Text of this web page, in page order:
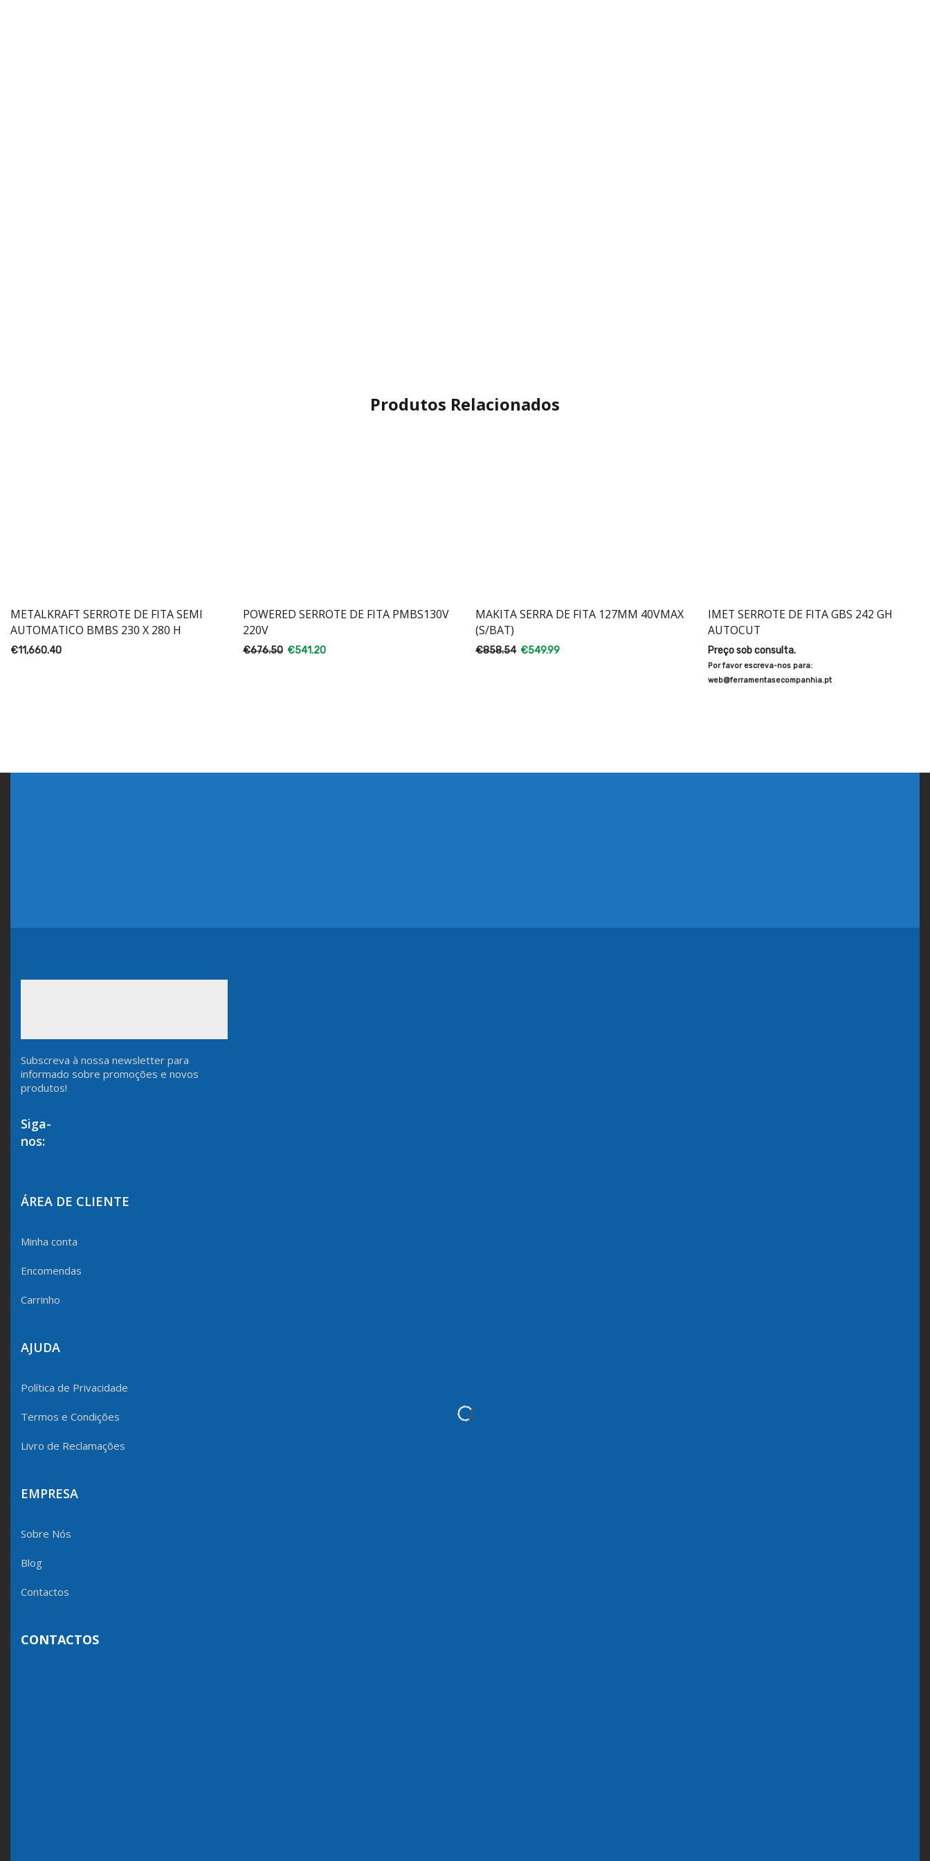
Produtos Relacionados
METALKRAFT SERROTE DE FITA SEMI
AUTOMATICO BMBS 230 X 280 H
€11,660.40
POWERED SERROTE DE FITA PMBS130V
220V
€676.50 €541.20
MAKITA SERRA DE FITA 127MM 40VMAX
(S/BAT)
€858.54 €549.99
IMET SERROTE DE FITA GBS 242 GH
AUTOCUT
Preço sob consulta.
Por favor escreva-nos para:
web@ferramentasecompanhia.pt
Subscreva à nossa newsletter para
informado sobre promoções e novos
produtos!
Siga-
nos:
ÁREA DE CLIENTE
Minha conta
Encomendas
Carrinho
AJUDA
Política de Privacidade
Termos e Condições
Livro de Reclamações
EMPRESA
Sobre Nós
Blog
Contactos
CONTACTOS